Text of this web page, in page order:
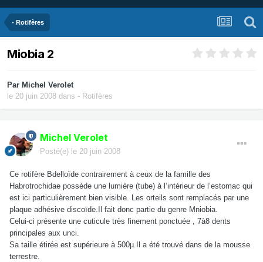
- Rotifères
Miobia 2
Par Michel Verolet
le 20 juin 2008 dans - Rotifères
Michel Verolet
Posté(e) le 20 juin 2008
Ce rotifère Bdelloïde contrairement à ceux de la famille des
Habrotrochidae possède une lumière (tube) à l’intérieur de l’estomac qui
est ici particulièrement bien visible. Les orteils sont remplacés par une
plaque adhésive discoïde.Il fait donc partie du genre Mniobia.
Celui-ci présente une cuticule très finement ponctuée , 7à8 dents
principales aux unci.
Sa taille étirée est supérieure à 500µ.Il a été trouvé dans de la mousse
terrestre.